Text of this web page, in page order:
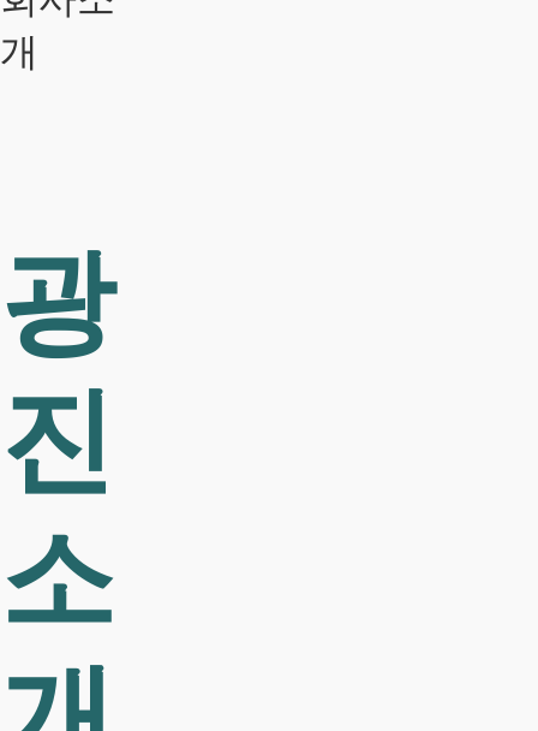
개
광
진
소